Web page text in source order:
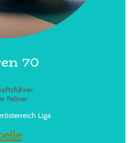
70
Fellner
Liga